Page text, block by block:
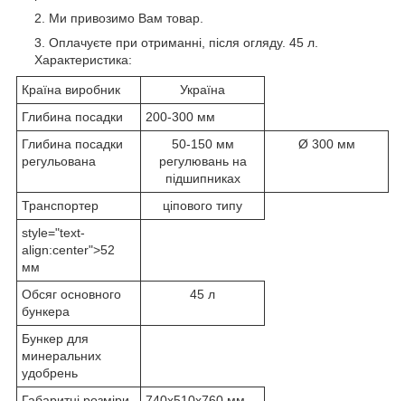
Ми привозимо Вам товар.
Оплачуєте при отриманні, після огляду. 45 л.
Характеристика:
Країна виробник
Україна
Глибина посадки
200-300 мм
Глибина посадки
регульована
50-150 мм
регулювань на
підшипниках
Ø 300 мм
Транспортер
ціпового типу
style="text-
align:center">52
мм
Обсяг основного
бункера
45 л
Бункер для
минеральних
удобрень